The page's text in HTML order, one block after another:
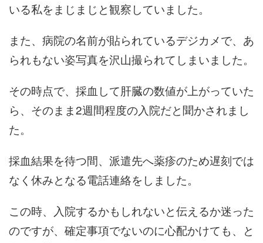
いる私をまじまじと観察していました。
また、病院の名前が貼られているデジカメで、あ
られもない姿写真を沢山撮られてしまいました。
その時点で、採血して肝臓の数値が上がっていた
ら、そのまま2週間程度の入院だと聞かされまし
た。
採血結果を待つ間、派遣先へ薬疹のため遅刻では
なく休みとなる電話連絡をしました。
この時、入院するかもしれないと伝えるか迷った
のですが、確定事項でないのに心配かけても、と